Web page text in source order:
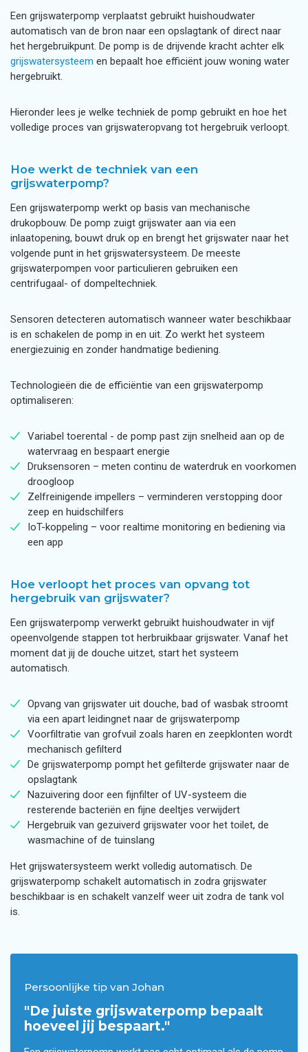
Een grijswaterpomp verplaatst gebruikt huishoudwater
automatisch van de bron naar een opslagtank of direct naar
het hergebruikpunt. De pomp is de drijvende kracht achter elk
grijswatersysteem en bepaalt hoe efficiënt jouw woning water
hergebruikt.
Hieronder lees je welke techniek de pomp gebruikt en hoe het
volledige proces van grijswateropvang tot hergebruik verloopt.
Hoe werkt de techniek van een
grijswaterpomp?
Een grijswaterpomp werkt op basis van mechanische
drukopbouw. De pomp zuigt grijswater aan via een
inlaatopening, bouwt druk op en brengt het grijswater naar het
volgende punt in het grijswatersysteem. De meeste
grijswaterpompen voor particulieren gebruiken een
centrifugaal- of dompeltechniek.
Sensoren detecteren automatisch wanneer water beschikbaar
is en schakelen de pomp in en uit. Zo werkt het systeem
energiezuinig en zonder handmatige bediening.
Technologieën die de efficiëntie van een grijswaterpomp
optimaliseren:
Variabel toerental - de pomp past zijn snelheid aan op de
watervraag en bespaart energie
Druksensoren – meten continu de waterdruk en voorkomen
droogloop
Zelfreinigende impellers – verminderen verstopping door
zeep en huidschilfers
IoT-koppeling – voor realtime monitoring en bediening via
een app
Hoe verloopt het proces van opvang tot
hergebruik van grijswater?
Een grijswaterpomp verwerkt gebruikt huishoudwater in vijf
opeenvolgende stappen tot herbruikbaar grijswater. Vanaf het
moment dat jij de douche uitzet, start het systeem
automatisch.
Opvang van grijswater uit douche, bad of wasbak stroomt
via een apart leidingnet naar de grijswaterpomp
Voorfiltratie van grofvuil zoals haren en zeepklonten wordt
mechanisch gefilterd
De grijswaterpomp pompt het gefilterde grijswater naar de
opslagtank
Nazuivering door een fijnfilter of UV-systeem die
resterende bacteriën en fijne deeltjes verwijdert
Hergebruik van gezuiverd grijswater voor het toilet, de
wasmachine of de tuinslang
Het grijswatersysteem werkt volledig automatisch. De
grijswaterpomp schakelt automatisch in zodra grijswater
beschikbaar is en schakelt vanzelf weer uit zodra de tank vol
is.
Persoonlijke tip van Johan
"De juiste grijswaterpomp bepaalt
hoeveel jij bespaart."